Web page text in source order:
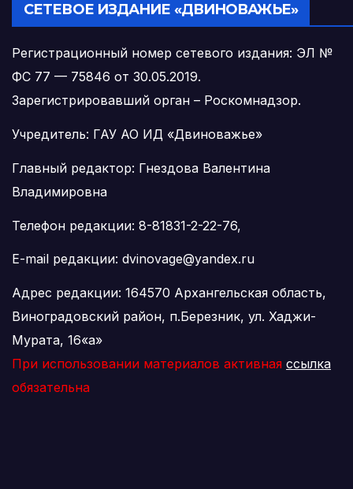
СЕТЕВОЕ ИЗДАНИЕ «ДВИНОВАЖЬЕ»
Регистрационный номер сетевого издания: ЭЛ №
ФС 77 — 75846 от 30.05.2019.
Зарегистрировавший орган – Роскомнадзор.
Учредитель: ГАУ АО ИД «Двиноважье»
Главный редактор: Гнездова Валентина
Владимировна
Телефон редакции: 8-81831-2-22-76,
E-mail редакции: dvinovage@yandex.ru
Адрес редакции: 164570 Архангельская область,
Виноградовский район, п.Березник, ул. Хаджи-
Мурата, 16«а»
При использовании материалов активная ссылка
обязательна